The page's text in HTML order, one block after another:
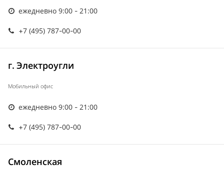
ежедневно 9:00 - 21:00
+7 (495) 787-00-00
г. Электроугли
Мобильный офис
ежедневно 9:00 - 21:00
+7 (495) 787-00-00
Смоленская